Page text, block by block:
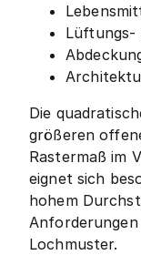
Lüftungs-
Die
größeren
Rastermaß im
eignet sich
hohem
Anforderungen
Lochmuster.